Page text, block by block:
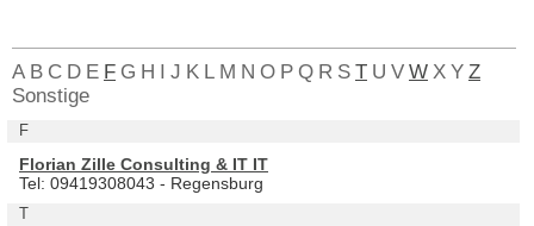
A B C D E F G H I J K L M N O P Q R S T U V W X Y Z
Sonstige
F
Florian Zille Consulting & IT IT
Tel: 09419308043 - Regensburg
T